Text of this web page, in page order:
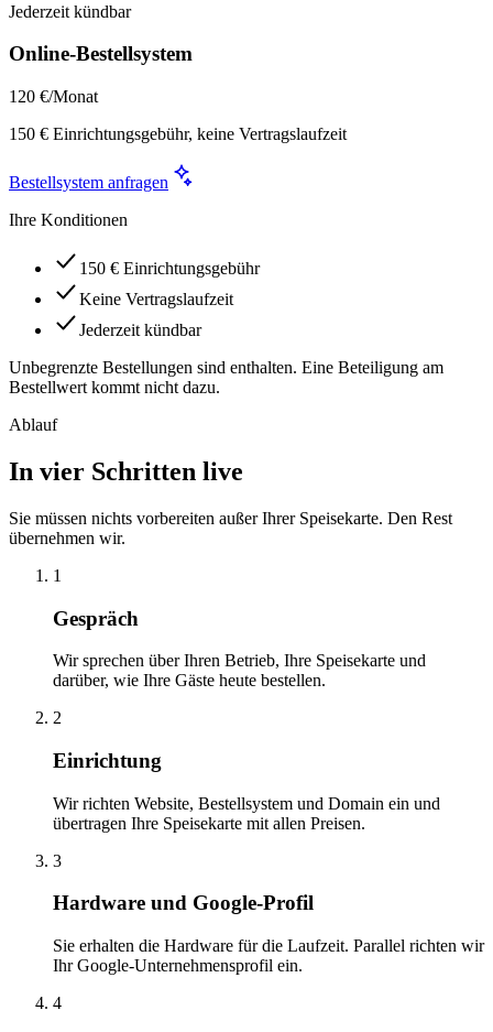
Jederzeit kündbar
Online-Bestellsystem
120 €/Monat
150 € Einrichtungsgebühr, keine Vertragslaufzeit
Bestellsystem anfragen
Ihre Konditionen
150 € Einrichtungsgebühr
Keine Vertragslaufzeit
Jederzeit kündbar
Unbegrenzte Bestellungen sind enthalten. Eine Beteiligung am
Bestellwert kommt nicht dazu.
Ablauf
In vier Schritten live
Sie müssen nichts vorbereiten außer Ihrer Speisekarte. Den Rest
übernehmen wir.
1
Gespräch
Wir sprechen über Ihren Betrieb, Ihre Speisekarte und
darüber, wie Ihre Gäste heute bestellen.
2
Einrichtung
Wir richten Website, Bestellsystem und Domain ein und
übertragen Ihre Speisekarte mit allen Preisen.
3
Hardware und Google-Profil
Sie erhalten die Hardware für die Laufzeit. Parallel richten wir
Ihr Google-Unternehmensprofil ein.
4